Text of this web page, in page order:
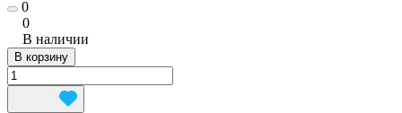
0
0
В наличии
В корзину